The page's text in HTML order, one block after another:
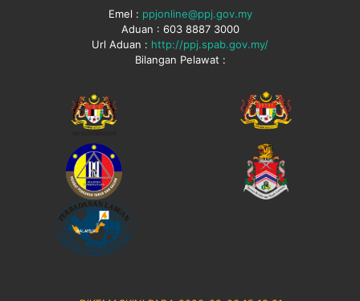
Emel : ppjonline@ppj.gov.my
Aduan : 603 8887 3000
Url Aduan : http://ppj.spab.gov.my/
Bilangan Pelawat :